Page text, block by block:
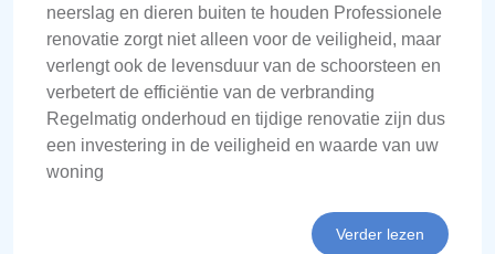
neerslag en dieren buiten te houden Professionele
renovatie zorgt niet alleen voor de veiligheid, maar
verlengt ook de levensduur van de schoorsteen en
verbetert de efficiëntie van de verbranding
Regelmatig onderhoud en tijdige renovatie zijn dus
een investering in de veiligheid en waarde van uw
woning
Verder lezen